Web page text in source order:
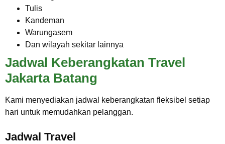
Tulis
Kandeman
Warungasem
Dan wilayah sekitar lainnya
Jadwal Keberangkatan Travel
Jakarta Batang
Kami menyediakan jadwal keberangkatan fleksibel setiap
hari untuk memudahkan pelanggan.
Jadwal Travel